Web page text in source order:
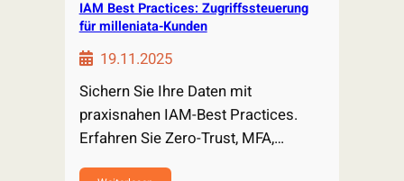
IAM Best Practices: Zugriffssteuerung
für milleniata-Kunden
19.11.2025
Sichern Sie Ihre Daten mit
praxisnahen IAM-Best Practices.
Erfahren Sie Zero-Trust, MFA,
RBAC/ABAC und PAM…